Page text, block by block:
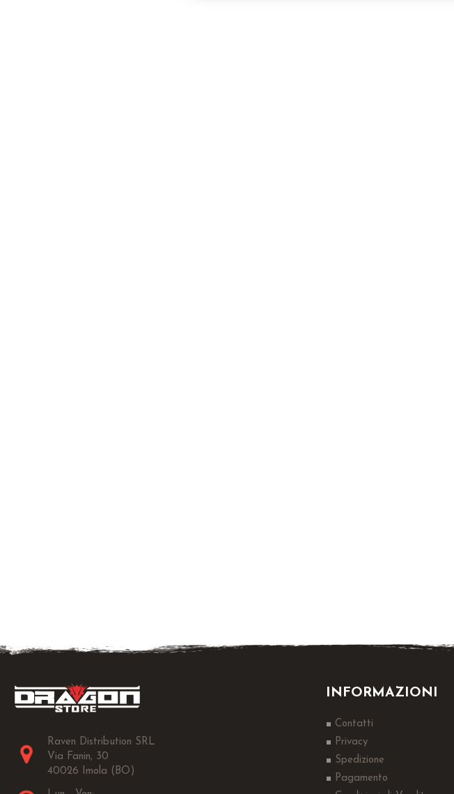
Raven Distribution SRL
Via Fanin, 30
40026 Imola (BO)
INFORMAZIONI
Contatti
Privacy
Spedizione
Pagamento